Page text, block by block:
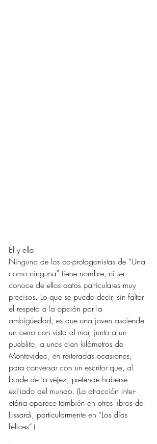
Él y ella
Ninguno de los co-protagonistas de “Una
como ninguna” tiene nombre, ni se
conoce de ellos datos particulares muy
precisos. Lo que se puede decir, sin faltar
el respeto a la opción por la
ambigüedad, es que una joven asciende
un cerro con vista al mar, junto a un
pueblito, a unos cien kilómetros de
Montevideo, en reiteradas ocasiones,
para conversar con un escritor que, al
borde de la vejez, pretende haberse
exiliado del mundo. (La atracción inter-
etária aparece también en otros libros de
Lissardi, particularmente en “Los días
felices”.)